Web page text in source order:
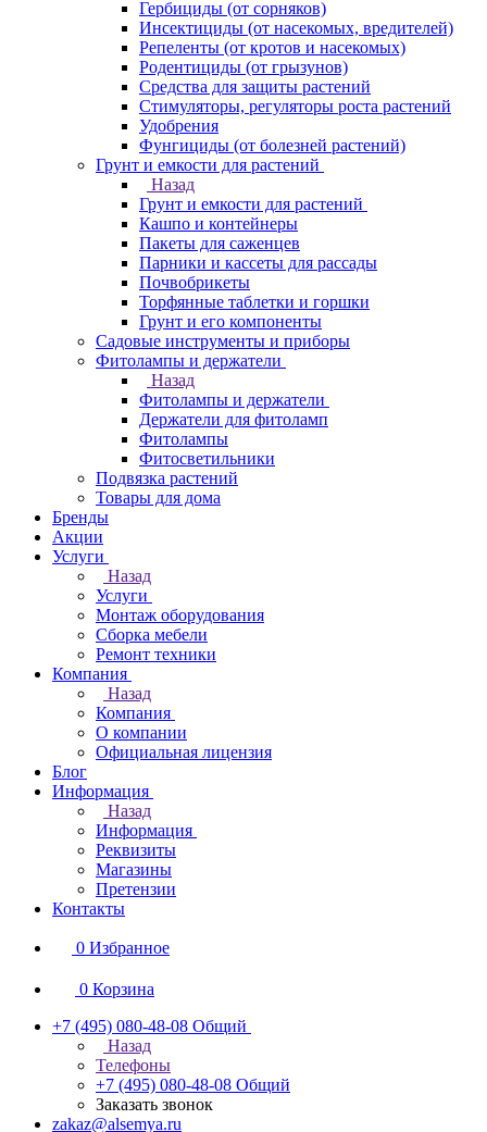
Гербициды (от сорняков)
Инсектициды (от насекомых, вредителей)
Репеленты (от кротов и насекомых)
Родентициды (от грызунов)
Средства для защиты растений
Стимуляторы, регуляторы роста растений
Удобрения
Фунгициды (от болезней растений)
Грунт и емкости для растений
Назад
Грунт и емкости для растений
Кашпо и контейнеры
Пакеты для саженцев
Парники и кассеты для рассады
Почвобрикеты
Торфянные таблетки и горшки
Грунт и его компоненты
Садовые инструменты и приборы
Фитолампы и держатели
Назад
Фитолампы и держатели
Держатели для фитоламп
Фитолампы
Фитосветильники
Подвязка растений
Товары для дома
Бренды
Акции
Услуги
Назад
Услуги
Монтаж оборудования
Сборка мебели
Ремонт техники
Компания
Назад
Компания
О компании
Официальная лицензия
Блог
Информация
Назад
Информация
Реквизиты
Магазины
Претензии
Контакты
0 Избранное
0 Корзина
+7 (495) 080-48-08 Общий
Назад
Телефоны
+7 (495) 080-48-08 Общий
Заказать звонок
zakaz@alsemya.ru